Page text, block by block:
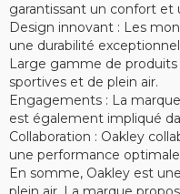
garantissant un confort et
Design innovant : Les
une durabilité
Large gamme de
sportives et de plein air.
Engagements : La
est également impliqué
Collaboration : Oakley
une performance
En somme, Oakley est